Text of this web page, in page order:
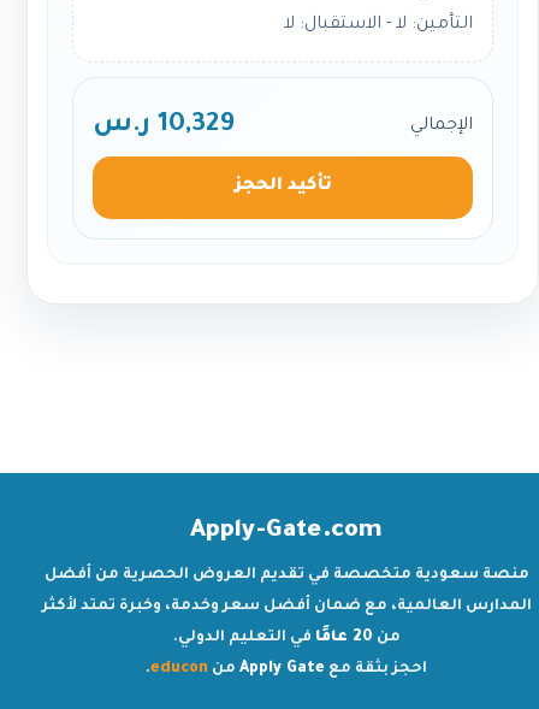
التأمين: لا - الاستقبال: لا
الإجمالي 10,329 ر.س
تأكيد الحجز
Apply-Gate.com
منصة سعودية متخصصة في تقديم العروض الحصرية من أفضل
المدارس العالمية، مع ضمان أفضل سعر وخدمة، وخبرة تمتد لأكثر
من 20 عامًا
في التعليم الدولي.
احجز بثقة مع Apply Gate من educon
.